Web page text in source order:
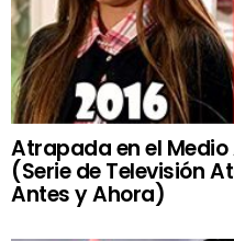
Atrapada en el Medio
(Serie de Televisión
Antes y Ahora)